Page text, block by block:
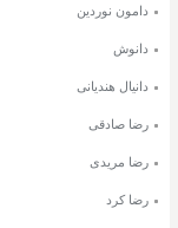
دامون نوردین
دانوش
دانیال هندیانی
رضا صادقی
رضا مریدی
رضا کرد